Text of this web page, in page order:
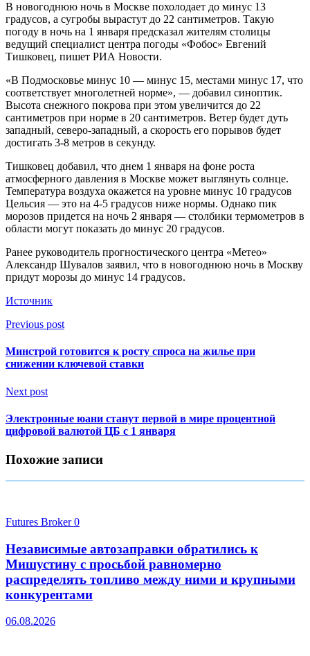
В новогоднюю ночь в Москве похолодает до минус 13
градусов, а сугробы вырастут до 22 сантиметров. Такую
погоду в ночь на 1 января предсказал жителям столицы
ведущий специалист центра погоды «Фобос» Евгений
Тишковец, пишет РИА Новости.
«В Подмосковье минус 10 — минус 15, местами минус 17, что
соответствует многолетней норме», — добавил синоптик.
Высота снежного покрова при этом увеличится до 22
сантиметров при норме в 20 сантиметров. Ветер будет дуть
западный, северо-западный, а скорость его порывов будет
достигать 3-8 метров в секунду.
Тишковец добавил, что днем 1 января на фоне роста
атмосферного давления в Москве может выглянуть солнце.
Температура воздуха окажется на уровне минус 10 градусов
Цельсия — это на 4-5 градусов ниже нормы. Однако пик
морозов придется на ночь 2 января — столбики термометров в
области могут показать до минус 20 градусов.
Ранее руководитель прогностического центра «Метео»
Александр Шувалов заявил, что в новогоднюю ночь в Москву
придут морозы до минус 14 градусов.
Источник
Previous post
Минстрой готовится к росту спроса на жилье при
снижении ключевой ставки
Next post
Электронные юани станут первой в мире процентной
цифровой валютой ЦБ с 1 января
Похожие записи
Futures Broker0
Независимые автозаправки обратились к
Мишустину с просьбой равномерно
распределять топливо между ними и крупными
конкурентами
06.08.2026